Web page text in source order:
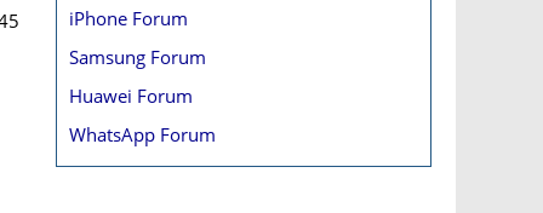
iPhone Forum
Samsung Forum
Huawei Forum
WhatsApp Forum